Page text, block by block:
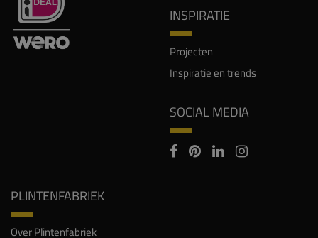
INSPIRATIE
Projecten
Inspiratie en trends
SOCIAL MEDIA
PLINTENFABRIEK
Over Plintenfabriek